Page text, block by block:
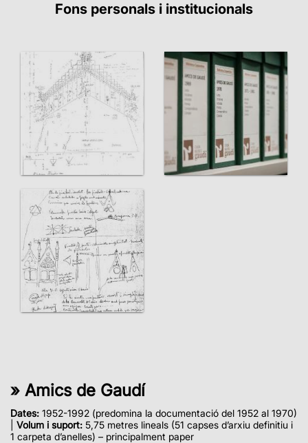
Fons personals i institucionals
» Amics de Gaudí
Dates: 1952-1992 (predomina la documentació del 1952 al 1970)
Volum i suport: 5,75 metres lineals (51 capses d’arxiu definitiu i
1 carpeta d’anelles) – principalment paper